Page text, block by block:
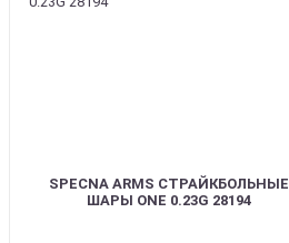
SPECNA ARMS СТРАЙКБОЛЬНЫЕ
ШАРЫ ONE 0.23G 28194